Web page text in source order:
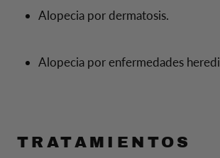
Alopecia por dermatosis.
Alopecia por enfermedades
TRATAMIENTOS